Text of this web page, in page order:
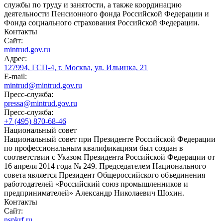
службы по труду и занятости, а также координацию
деятельности Пенсионного фонда Российской Федерации и
Фонда социального страхования Российской Федерации.
Контакты
Сайт:
mintrud.gov.ru
Адрес:
127994, ГСП-4, г. Москва, ул. Ильинка, 21
E-mail:
mintrud@mintrud.gov.ru
Пресс-служба:
pressa@mintrud.gov.ru
Пресс-служба:
+7 (495) 870-68-46
Национальный совет
Национальный совет при Президенте Российской Федерации
по профессиональным квалификациям был создан в
соответствии с Указом Президента Российской Федерации от
16 апреля 2014 года № 249. Председателем Национального
совета является Президент Общероссийского объединения
работодателей «Российский союз промышленников и
предпринимателей» Александр Николаевич Шохин.
Контакты
Сайт: